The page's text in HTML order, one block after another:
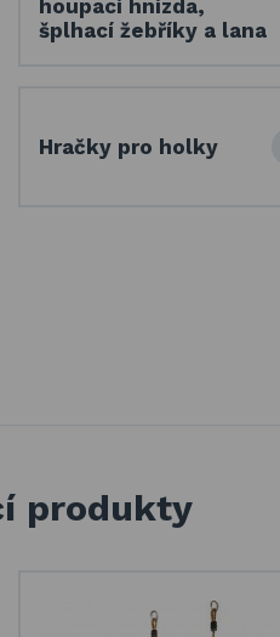
houpací hnízda,
šplhací žebříky a lana
Hračky pro holky
produkty